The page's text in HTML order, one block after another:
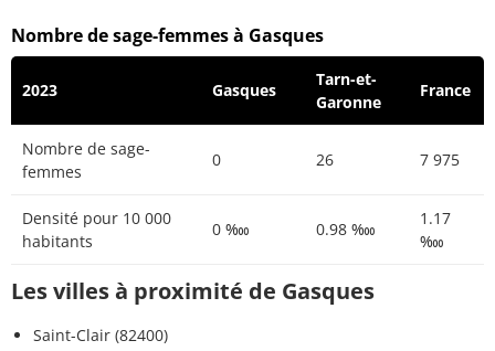
Nombre de sage-femmes à Gasques
2023 Gasques
Tarn-et-
Garonne
France
Nombre de sage-
femmes
0 26 7 975
Densité pour 10 000
habitants
0 ‱ 0.98 ‱
1.17
‱
Les villes à proximité de Gasques
Saint-Clair (82400)